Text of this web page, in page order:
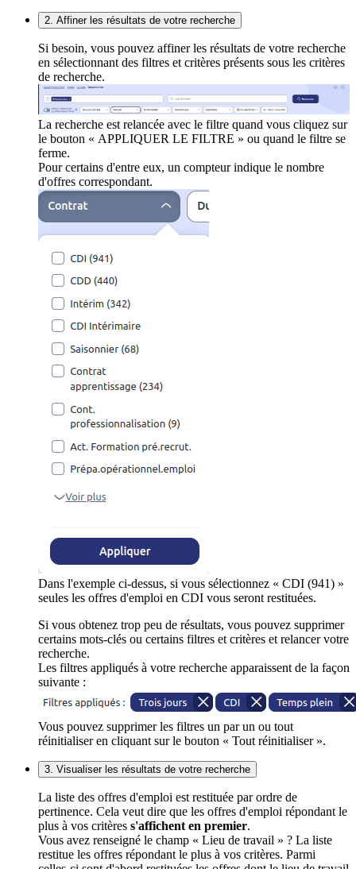
2. Affiner les résultats de votre recherche
Si besoin, vous pouvez affiner les résultats de votre recherche
en sélectionnant des filtres et critères présents sous les critères
de recherche.
La recherche est relancée avec le filtre quand vous cliquez sur
le bouton « APPLIQUER LE FILTRE » ou quand le filtre se
ferme.
Pour certains d'entre eux, un compteur indique le nombre
d'offres correspondant.
Dans l'exemple ci-dessus, si vous sélectionnez « CDI (941) »
seules les offres d'emploi en CDI vous seront restituées.
Si vous obtenez trop peu de résultats, vous pouvez supprimer
certains mots-clés ou certains filtres et critères et relancer votre
recherche.
Les filtres appliqués à votre recherche apparaissent de la façon
suivante :
Vous pouvez supprimer les filtres un par un ou tout
réinitialiser en cliquant sur le bouton « Tout réinitialiser ».
3. Visualiser les résultats de votre recherche
La liste des offres d'emploi est restituée par ordre de
pertinence. Cela veut dire que les offres d'emploi répondant le
plus à vos critères s'affichent en premier.
Vous avez renseigné le champ « Lieu de travail » ? La liste
restitue les offres répondant le plus à vos critères. Parmi